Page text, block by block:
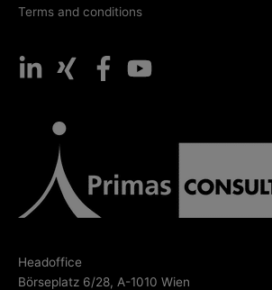
Terms and conditions
Headoffice
Börseplatz 6/28, A-1010 Wien